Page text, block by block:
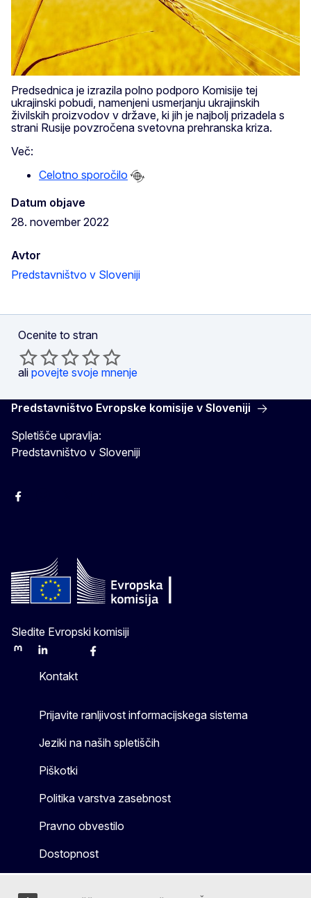
Predsednica je izrazila polno podporo Komisije tej
ukrajinski pobudi, namenjeni usmerjanju ukrajinskih
živilskih proizvodov v države, ki jih je najbolj prizadela s
strani Rusije povzročena svetovna prehranska kriza.
Več:
Celotno sporočilo
Datum objave
28. november 2022
Avtor
Predstavništvo v Sloveniji
Ocenite to stran
ali povejte svoje mnenje
Predstavništvo Evropske komisije v Sloveniji
Spletišče upravlja:
Predstavništvo v Sloveniji
Facebook
Sledite Evropski komisiji
MastodonLinkedInBlueskyFacebook
Kontakt
Prijavite ranljivost informacijskega sistema
Jeziki na naših spletiščih
Piškotki
Politika varstva zasebnost
Pravno obvestilo
Dostopnost